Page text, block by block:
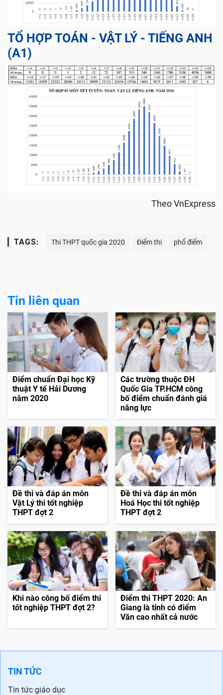
TỔ HỢP TOÁN - VẬT LÝ - TIẾNG ANH
(A1)
Theo VnExpress
TAGS: Thi THPT quốc gia 2020 Điểm thi phổ điểm
Tin liên quan
Điểm chuẩn Đại học Kỹ
thuật Y tế Hải Dương
năm 2020
Các trường thuộc ĐH
Quốc Gia TP.HCM công
bố điểm chuẩn đánh giá
năng lực
Đề thi và đáp án môn
Vật Lý thi tốt nghiệp
THPT đợt 2
Đề thi và đáp án môn
Hoá Học thi tốt nghiệp
THPT đợt 2
Khi nào công bố điểm thi
tốt nghiệp THPT đợt 2?
Điểm thi THPT 2020: An
Giang là tỉnh có điểm
Văn cao nhất cả nước
TIN TỨC
Tin tức giáo dục